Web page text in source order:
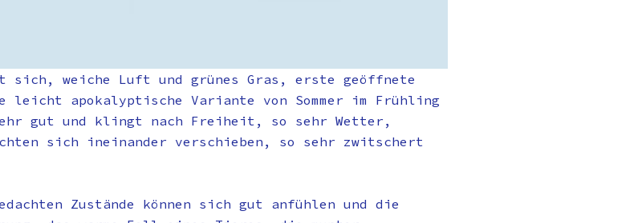
sich, weiche Luft und grünes Gras, erste geöffnete
leicht apokalyptische Variante von Sommer im Frühling
gut und klingt nach Freiheit, so sehr Wetter,
sich ineinander verschieben, so sehr zwitschert
Zustände können sich gut anfühlen und die